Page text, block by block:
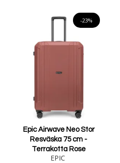
-23%
Epic Airwave Neo Stor
Resväska 75 cm -
Terrakotta Rose
EPIC